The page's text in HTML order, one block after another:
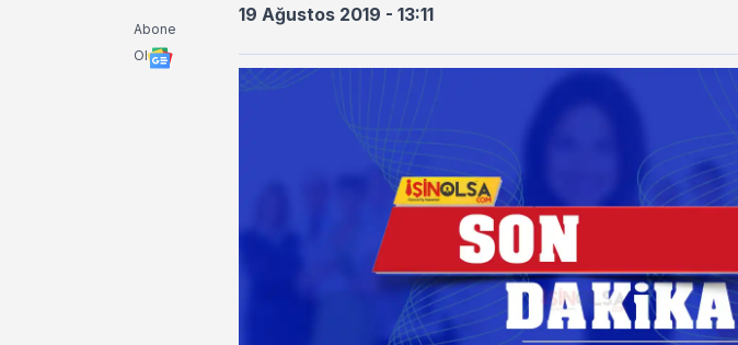
Abone
Ol
19 Ağustos 2019 - 13:11